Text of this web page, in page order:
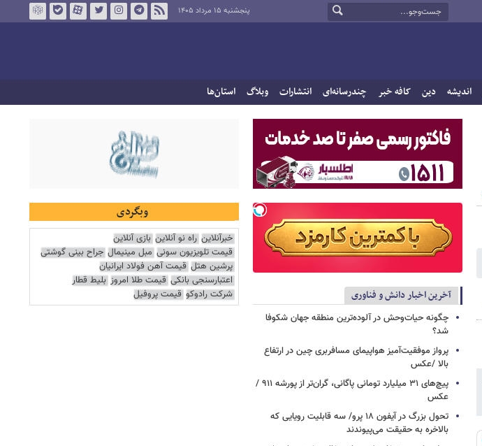
پنجشنبه ۱۵ مرداد ۱۴۰۵
اندیشه دین کافه خبر چندرسانه‌ای انتشارات وبلاگ استان‌ها
آخرین اخبار دانش و فناوری
چگونه حیات‌وحش در آلوده‌ترین منطقه جهان شکوفا
شد؟
پرواز موفقیت‌آمیز هواپیمای مسافربری چین در ارتفاع
بالا /عکس
پیچ‌های ۳۱ میلیارد تومانی پاگانی، گران‌تر از پورشه ۹۱۱ /
عکس
تحول بزرگ در آیفون ۱۸ پرو/ سه قابلیت رویایی که
بالاخره به حقیقت می‌پیوندند
وبگردی
خبرآنلاین راه نو آنلاین بازی آنلاین
قیمت تلویزیون سونی مبل مینیمال جراح بینی گوشتی
پرشین هتل قیمت آهن فولاد ایرانیان
اعتبارسنجی بانکی قیمت طلا امروز بلیط قطار
شرکت رادوکو قیمت پروفیل